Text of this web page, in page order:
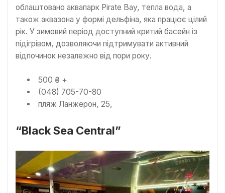
облаштовано аквапарк Pirate Bay, тепла вода, а
також аквазона у формі дельфіна, яка працює цілий
рік. У зимовий період доступний критий басейн із
підігрівом, дозволяючи підтримувати активний
відпочинок незалежно від пори року.
500 ₴ +
(048) 705-70-80
пляж Ланжерон, 25,
“Black Sea Central”